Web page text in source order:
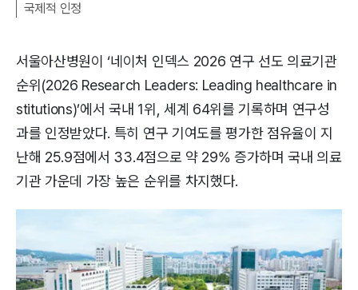
국제적 인정
서울아산병원이 ‘네이처 인덱스 2026 연구 선도 의료기관
순위(2026 Research Leaders: Leading healthcare in
stitutions)’에서 국내 1위, 세계 64위를 기록하며 연구성
과를 인정받았다. 특히 연구 기여도를 평가한 점유율이 지
난해 25.9점에서 33.4점으로 약 29% 증가하며 국내 의료
기관 가운데 가장 높은 순위를 차지했다.